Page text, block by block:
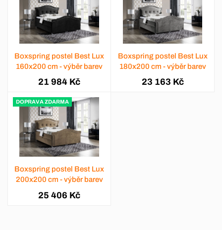
Boxspring postel Best Lux
160x200 cm - výběr barev
21 984 Kč
Boxspring postel Best Lux
180x200 cm - výběr barev
23 163 Kč
DOPRAVA ZDARMA
Boxspring postel Best Lux
200x200 cm - výběr barev
25 406 Kč